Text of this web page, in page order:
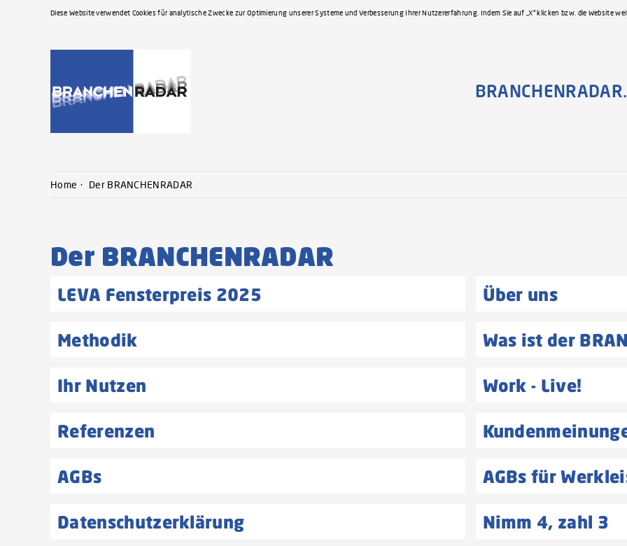
Diese Website verwendet Cookies für analytische Zwecke zur Optimierung unserer Systeme und Verbesserung Ihrer Nutzererfahrung. Indem Sie auf „X“ klicken bzw. die Website
Home Der BRANCHENRADAR
Der BRANCHENRADAR
LEVA Fensterpreis 2025 Über uns
Methodik Was ist der
Ihr Nutzen Work - Live!
Referenzen
AGBs AGBs für
Datenschutzerklärung Nimm 4, zahl 3